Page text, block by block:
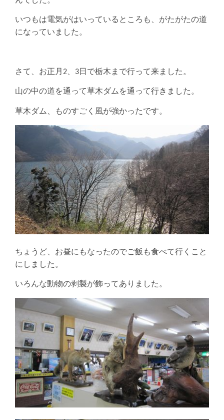
いつもは電気がはいっているところも、がたがたの道
になっていました。
さて、お正月2、3日で栃木まで行って来ました。
山の中の道を通って草木ダムを通って行きました。
草木ダム、ものすごく風が強かったです。
ちょうど、お昼にもなったのでご飯も食べて行くこと
にしました。
いろんな動物の剥製が飾ってありました。